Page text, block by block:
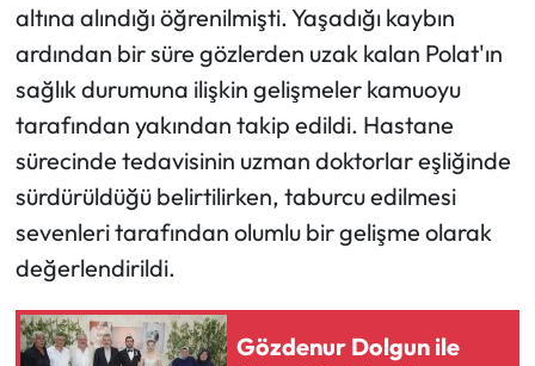
altına alındığı öğrenilmişti. Yaşadığı kaybın
ardından bir süre gözlerden uzak kalan Polat'ın
sağlık durumuna ilişkin gelişmeler kamuoyu
tarafından yakından takip edildi. Hastane
sürecinde tedavisinin uzman doktorlar eşliğinde
sürdürüldüğü belirtilirken, taburcu edilmesi
sevenleri tarafından olumlu bir gelişme olarak
değerlendirildi.
Gözdenur Dolgun ile